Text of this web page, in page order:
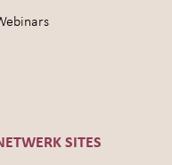
SITES